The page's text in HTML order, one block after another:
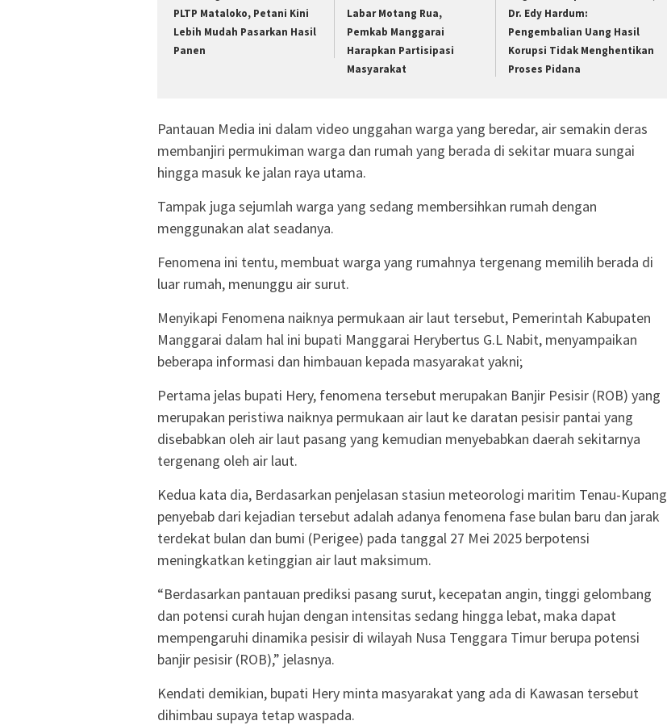
PLTP Mataloko, Petani Kini
Lebih Mudah Pasarkan Hasil
Panen
Labar Motang Rua,
Pemkab Manggarai
Harapkan Partisipasi
Masyarakat
Dr. Edy Hardum:
Pengembalian Uang Hasil
Korupsi Tidak Menghentikan
Proses Pidana
Pantauan Media ini dalam video unggahan warga yang beredar, air semakin deras
membanjiri permukiman warga dan rumah yang berada di sekitar muara sungai
hingga masuk ke jalan raya utama.
Tampak juga sejumlah warga yang sedang membersihkan rumah dengan
menggunakan alat seadanya.
Fenomena ini tentu, membuat warga yang rumahnya tergenang memilih berada di
luar rumah, menunggu air surut.
Menyikapi Fenomena naiknya permukaan air laut tersebut, Pemerintah Kabupaten
Manggarai dalam hal ini bupati Manggarai Herybertus G.L Nabit, menyampaikan
beberapa informasi dan himbauan kepada masyarakat yakni;
Pertama jelas bupati Hery, fenomena tersebut merupakan Banjir Pesisir (ROB) yang
merupakan peristiwa naiknya permukaan air laut ke daratan pesisir pantai yang
disebabkan oleh air laut pasang yang kemudian menyebabkan daerah sekitarnya
tergenang oleh air laut.
Kedua kata dia, Berdasarkan penjelasan stasiun meteorologi maritim Tenau-Kupang
penyebab dari kejadian tersebut adalah adanya fenomena fase bulan baru dan jarak
terdekat bulan dan bumi (Perigee) pada tanggal 27 Mei 2025 berpotensi
meningkatkan ketinggian air laut maksimum.
“Berdasarkan pantauan prediksi pasang surut, kecepatan angin, tinggi gelombang
dan potensi curah hujan dengan intensitas sedang hingga lebat, maka dapat
mempengaruhi dinamika pesisir di wilayah Nusa Tenggara Timur berupa potensi
banjir pesisir (ROB),” jelasnya.
Kendati demikian, bupati Hery minta masyarakat yang ada di Kawasan tersebut
dihimbau supaya tetap waspada.